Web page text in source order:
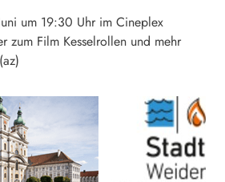
um 19:30 Uhr im Cineplex
zum Film Kesselrollen und mehr